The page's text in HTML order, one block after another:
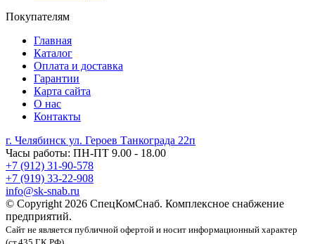
Покупателям
Главная
Каталог
Оплата и доставка
Гарантии
Карта сайта
О нас
Контакты
г. Челябинск ул. Героев Танкограда 22п
Часы работы: ПН-ПТ 9.00 - 18.00
+7 (912) 31-90-578
+7 (919) 33-22-908
info@sk-snab.ru
© Copyright 2026 СпецКомСнаб. Комплексное снабжение
предприятий.
Сайт не является публичной офертой и носит информационный характер